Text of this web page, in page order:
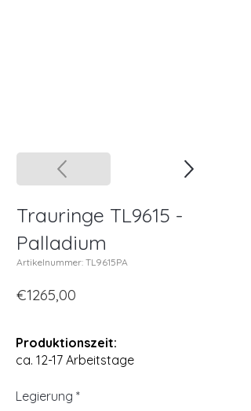
Trauringe TL9615 -
Palladium
Artikelnummer: TL9615PA
€1265,00
Produktionszeit:
ca. 12-17 Arbeitstage
Legierung